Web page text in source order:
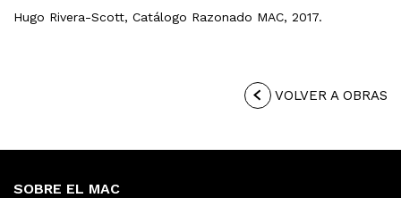
Hugo Rivera-Scott, Catálogo Razonado MAC, 2017.
VOLVER A OBRAS
SOBRE EL MAC